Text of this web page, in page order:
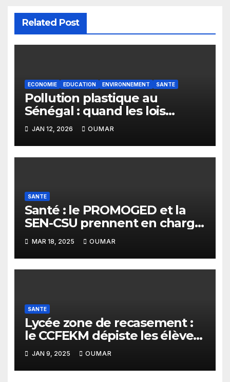
Related Post
ECONOMIE EDUCATION ENVIRONNEMENT SANTE
Pollution plastique au
Sénégal : quand les lois
restent sans effet
JAN 12, 2026 OUMAR
SANTE
Santé : le PROMOGED et la
SEN-CSU prennent en charge
les récupérateurs de
Mbeubeuss
MAR 18, 2025 OUMAR
SANTE
Lycée zone de recasement :
le CCFEKM dépiste les élèves
du VIH
JAN 9, 2025 OUMAR